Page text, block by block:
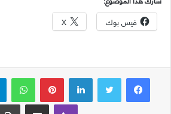
فيس بوك X
لينكدإن بينتيريست واتساب
ڤايبر
مشاركة عبر البريد